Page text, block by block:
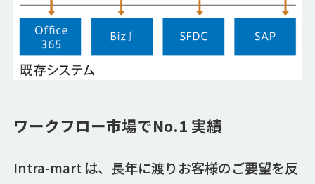
ワークフロー市場でNo.1 実績
Intra-mart は、長年に渡りお客様のご要望を反